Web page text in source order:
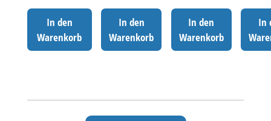
In den
Warenkorb
In den
Warenkorb
In den
Warenkorb
In